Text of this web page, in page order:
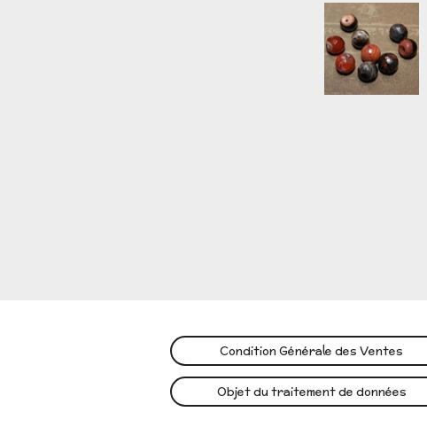
Condition Générale des Ventes
Objet du traitement de données